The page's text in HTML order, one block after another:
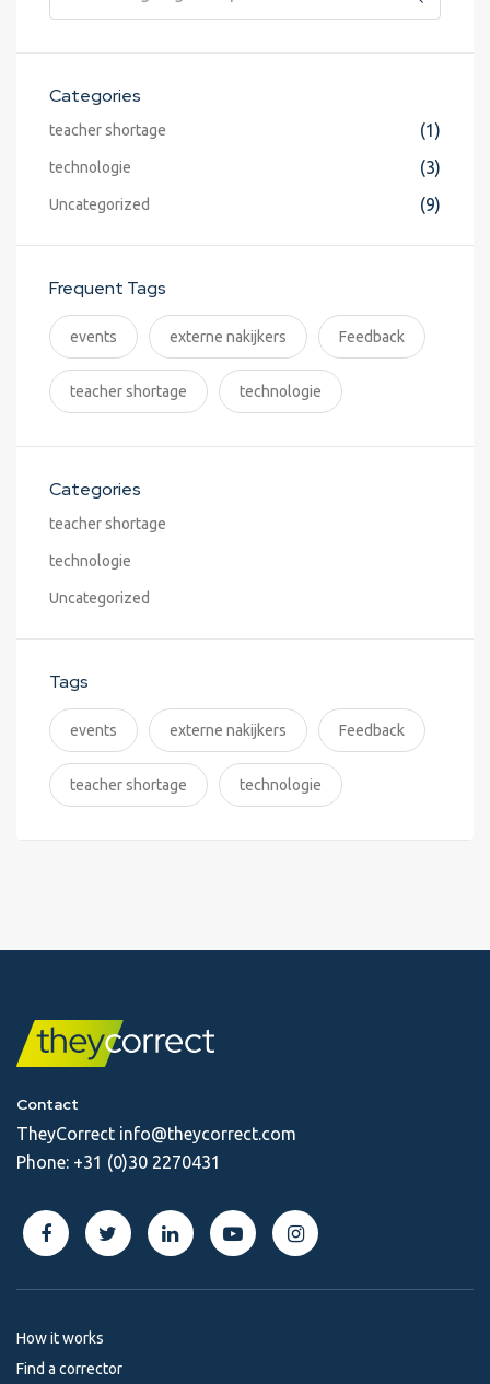
Categories
teacher shortage (1)
technologie (3)
Uncategorized (9)
Frequent Tags
events externe nakijkers Feedback
teacher shortage technologie
Categories
teacher shortage
technologie
Uncategorized
Tags
events externe nakijkers Feedback
teacher shortage technologie
Contact
TheyCorrect info@theycorrect.com
Phone: +31 (0)30 2270431
How it works
Find a corrector